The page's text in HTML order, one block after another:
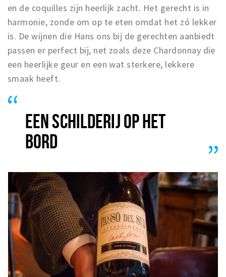
en de coquilles zijn heerlijk zacht. Het gerecht is in
harmonie, zonde om op te eten omdat het zó lekker
is. De wijnen die Hans ons bij de gerechten aanbiedt
passen er perfect bij, net zoals deze Chardonnay die
een heerlijke geur en een wat sterkere, lekkere
smaak heeft.
EEN SCHILDERIJ OP HET
BORD